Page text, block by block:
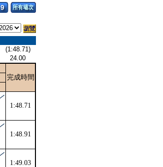
(1:48.71)
24.00
完成時間
1:48.71
1:48.91
1:49.03